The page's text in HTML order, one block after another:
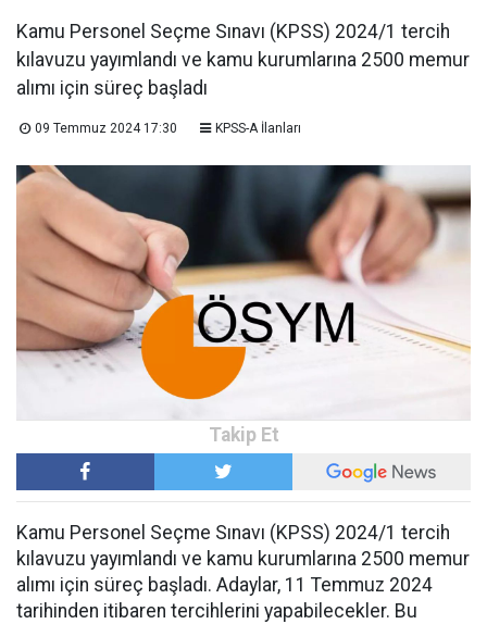
Kamu Personel Seçme Sınavı (KPSS) 2024/1 tercih
kılavuzu yayımlandı ve kamu kurumlarına 2500 memur
alımı için süreç başladı
09 Temmuz 2024 17:30 KPSS-A İlanları
Kamu Personel Seçme Sınavı (KPSS) 2024/1 tercih
kılavuzu yayımlandı ve kamu kurumlarına 2500 memur
alımı için süreç başladı. Adaylar, 11 Temmuz 2024
tarihinden itibaren tercihlerini yapabilecekler. Bu